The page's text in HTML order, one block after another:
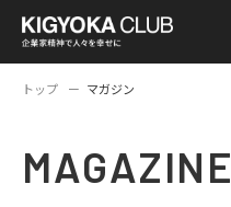
トップ マガジン
MAGAZINE